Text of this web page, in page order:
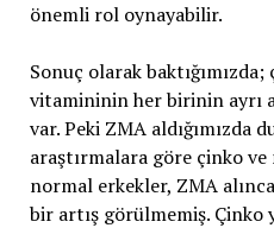
önemli rol oynayabilir.
Sonuç olarak
vitamininin her birinin ayrı
var. Peki ZMA aldığımızda
araştırmalara göre çinko ve
normal erkekler, ZMA
bir artış görülmemiş. Çinko